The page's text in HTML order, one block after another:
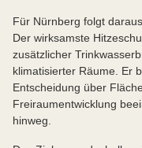
Für Nürnberg folgt
Der wirksamste
zusätzlicher
klimatisierter Räume. Er
Entscheidung über
Freiraumentwicklung
hinweg.